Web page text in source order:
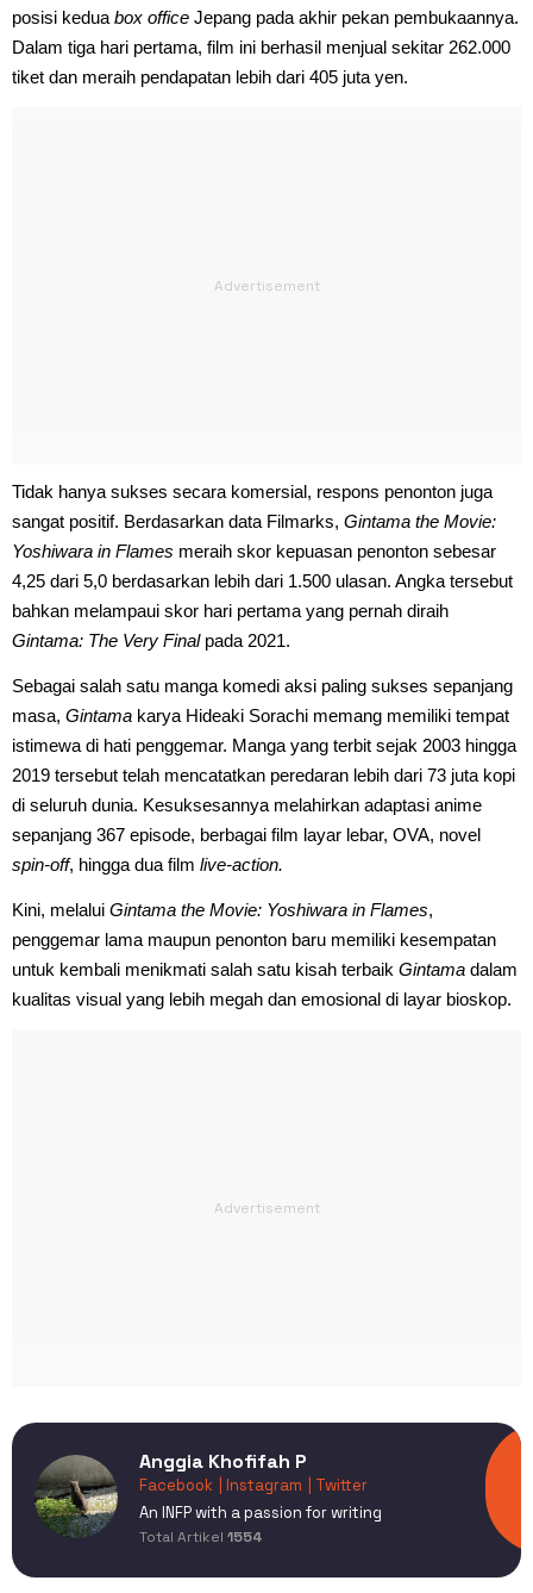
posisi kedua box office Jepang pada akhir pekan pembukaannya.
Dalam tiga hari pertama, film ini berhasil menjual sekitar 262.000
tiket dan meraih pendapatan lebih dari 405 juta yen.
Tidak hanya sukses secara komersial, respons penonton juga
sangat positif. Berdasarkan data Filmarks, Gintama the Movie:
Yoshiwara in Flames meraih skor kepuasan penonton sebesar
4,25 dari 5,0 berdasarkan lebih dari 1.500 ulasan. Angka tersebut
bahkan melampaui skor hari pertama yang pernah diraih
Gintama: The Very Finalpada 2021.
Sebagai salah satu manga komedi aksi paling sukses sepanjang
masa, Gintama karya Hideaki Sorachi memang memiliki tempat
istimewa di hati penggemar. Manga yang terbit sejak 2003 hingga
2019 tersebut telah mencatatkan peredaran lebih dari 73 juta kopi
di seluruh dunia. Kesuksesannya melahirkan adaptasi anime
sepanjang 367 episode, berbagai film layar lebar, OVA, novel
spin-off, hingga dua film live-action.
Kini, melalui Gintama the Movie: Yoshiwara in Flames,
penggemar lama maupun penonton baru memiliki kesempatan
untuk kembali menikmati salah satu kisah terbaik Gintama dalam
kualitas visual yang lebih megah dan emosional di layar bioskop.
Anggia Khofifah P
Facebook | Instagram
| Twitter
An INFP with a passion for writing
Total Artikel 1554